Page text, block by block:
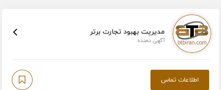
مدیریت بهبود تجارت برتر
آگهی دهنده
اطلاعات تماس